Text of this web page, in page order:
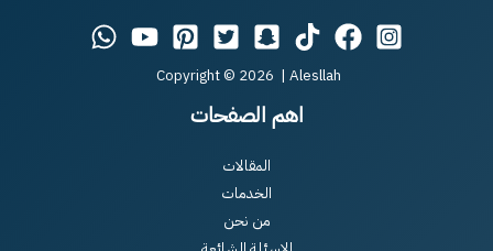
Copyright © 2026 | Alesllah
اهم الصفحات
المقالات
الخدمات
من نحن